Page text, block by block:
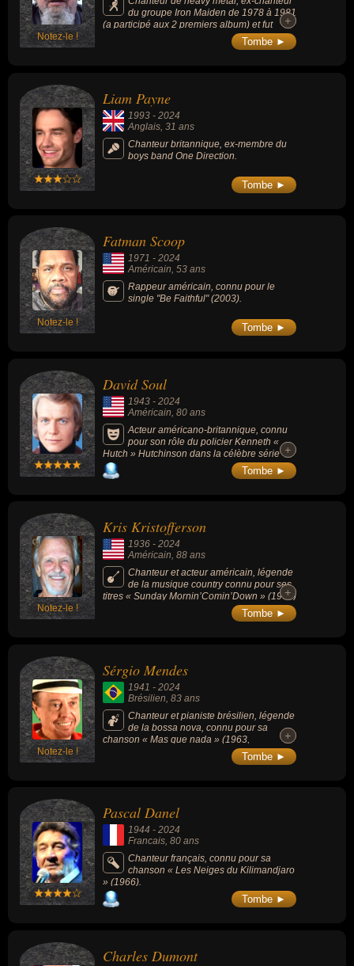
Notez-le !
du groupe Iron Maiden de 1978 à 1981
(a participé aux 2 premiers album) et fut
remplacé par Bruce Dickinson.
+
+
Tombe ►
Liam Payne
1993 - 2024
Anglais , 31 ans
Chanteur britannique, ex-membre du
boys band One Direction.
Tombe ►
Notez-le !
Fatman Scoop
1971 - 2024
Américain, 53 ans
Rappeur américain, connu pour le
single "Be Faithful" (2003).
Tombe ►
David Soul
1943 - 2024
Américain , 80 ans
Acteur américano-britannique, connu
pour son rôle du policier Kenneth «
Hutch » Hutchinson dans la célèbre série
télévisée Starsky et Hutch (1975-1979).
+
+
Tombe ►
Notez-le !
Kris Kristofferson
1936 - 2024
Américain, 88 ans
Chanteur et acteur américain, légende
de la musique country connu pour ses
titres « Sunday Mornin’Comin’Down » (1969)
ou « Me and Bobby McGee » (1970) et ses
rôles dans « Une étoile est née » (1976,
+
+
Tombe ►
Notez-le !
Sérgio Mendes
1941 - 2024
Brésilien, 83 ans
Chanteur et pianiste brésilien, légende
de la bossa nova, connu pour sa
chanson « Mas que nada » (1963,
composée par Jorge Ben Jor), a contribué à
la diffusion de la bossa nova, du samba jazz
+
+
Tombe ►
Pascal Danel
1944 - 2024
Francais, 80 ans
Chanteur français, connu pour sa
chanson « Les Neiges du Kilimandjaro
» (1966).
Tombe ►
Charles Dumont